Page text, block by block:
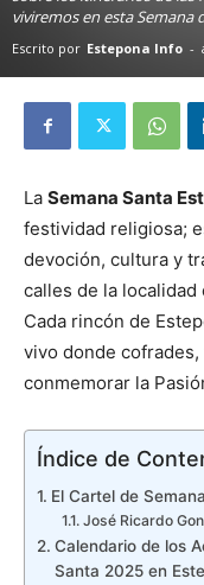
viviremos en esta Semana
Escrito por Estepona Info -
La Semana Santa
festividad religiosa;
devoción, cultura y
calles de la
Cada rincón de
vivo donde
conmemorar la
Índice de
El Cartel de
José Ricardo
Calendario de los
Santa 2025 en